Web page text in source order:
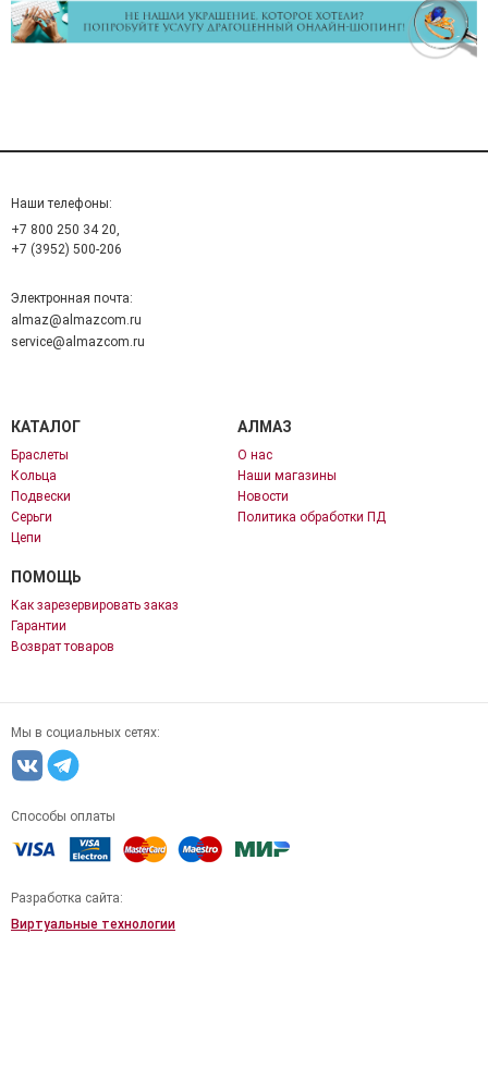
Наши телефоны:
+7 800 250 34 20,
+7 (3952) 500-206
Электронная почта:
almaz@almazcom.ru
service@almazcom.ru
КАТАЛОГ
Браслеты
Кольца
Подвески
Серьги
Цепи
АЛМАЗ
О нас
Наши магазины
Новости
Политика обработки ПД
ПОМОЩЬ
Как зарезервировать заказ
Гарантии
Возврат товаров
Мы в социальных сетях:
Способы оплаты
Разработка сайта:
Виртуальные технологии